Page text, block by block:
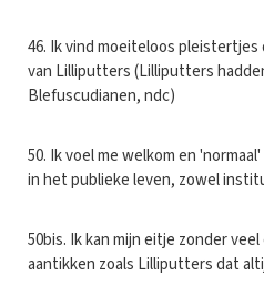
46. Ik vind moeiteloos
van Lilliputters (Lilliputters
Blefuscudianen, ndc)
50. Ik voel me welkom en
in het publieke leven, zowel
50bis. Ik kan mijn eitje zonder
aantikken zoals Lilliputters dat